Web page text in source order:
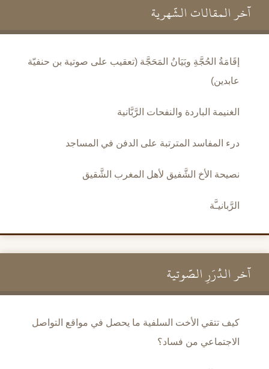
آخر المقالات الشَّهرية
إقَامَةُ الحُجَّةِ وبَيَانُ المَحَجَّة (تعقيب على صوتية بن حنفيّة
عابدين)
الغنيمة الباردة والنفحات الرَّبَّانية
درء المفاسد المترتبة على الدفن في المساجد
نصيحة الأخ الشَّفيق لأهل المغرب الشَّقيق
الرَّبانيـَّة
آخر الدُّرَرِ الصَّوتية
كيف تتقي الأخت السلفية ما يحصل في مواقع التواصل
الاجتماعي من فساد؟